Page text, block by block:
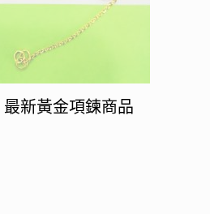
新黃金項鍊商品